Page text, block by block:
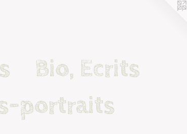
Bio, Ecrits
portraits